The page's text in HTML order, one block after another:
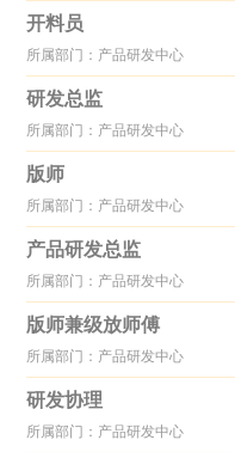
开料员
所属部门：产品研发中心
研发总监
所属部门：产品研发中心
版师
所属部门：产品研发中心
产品研发总监
所属部门：产品研发中心
版师兼级放师傅
所属部门：产品研发中心
研发协理
所属部门：产品研发中心